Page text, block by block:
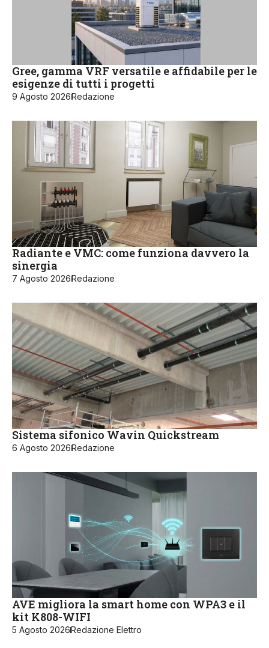
Gree, gamma VRF versatile e affidabile per le
esigenze di tutti i progetti
9 Agosto 2026Redazione
Radiante e VMC: come funziona davvero la
sinergia
7 Agosto 2026Redazione
Sistema sifonico Wavin Quickstream
6 Agosto 2026Redazione
AVE migliora la smart home con WPA3 e il
kit K808-WIFI
5 Agosto 2026Redazione Elettro